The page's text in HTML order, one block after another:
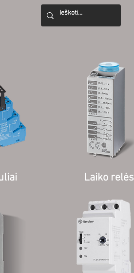
Laiko relės